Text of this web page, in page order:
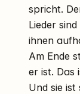
spricht.
Lieder
ihnen
Am Ende
er ist. Das
Und sie